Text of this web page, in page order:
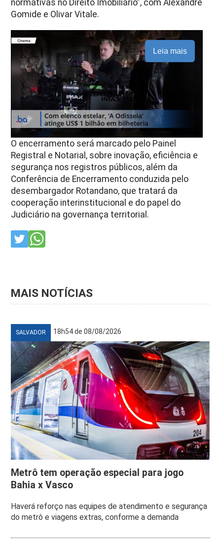
normativas no Direito Imobiliário”, com Alexandre
Gomide e Olivar Vitale.
Leia mais
O encerramento será marcado pelo Painel
Registral e Notarial, sobre inovação, eficiência e
segurança nos registros públicos, além da
Conferência de Encerramento conduzida pelo
desembargador Rotandano, que tratará da
cooperação interinstitucional e do papel do
Judiciário na governança territorial.
MAIS NOTÍCIAS
SALVADOR 18h54 de 08/08/2026
Metrô tem operação especial para jogo
Bahia x Vasco
Haverá reforço nas equipes de atendimento e segurança
do metrô e viagens extras, conforme a demanda